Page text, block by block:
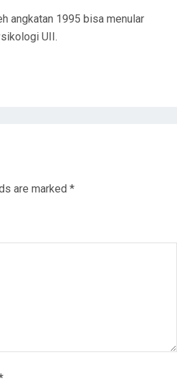
angkatan 1995 bisa menular
UII.
are marked *